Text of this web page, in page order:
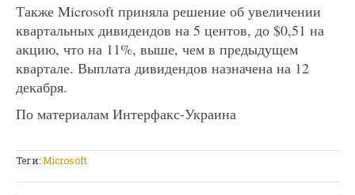
Также Microsoft приняла решение об увеличении
квартальных дивидендов на 5 центов, до $0,51 на
акцию, что на 11%, выше, чем в предыдущем
квартале. Выплата дивидендов назначена на 12
декабря.
По материалам Интерфакс-Украина
Теги:Microsoft